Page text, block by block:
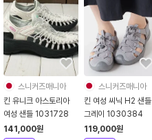
스니커즈매니아
킨 유니크 아스토리아
여성 샌들 1031728
141,000원
스니커즈매니아
킨 여성 씨닉 H2 샌들
그레이 1030384
119,000원